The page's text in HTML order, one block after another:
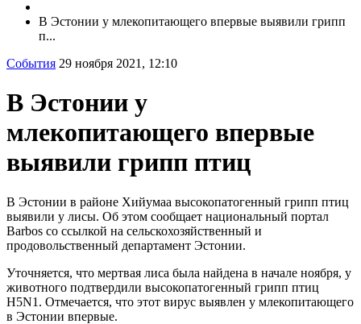
В Эстонии у млекопитающего впервые выявили грипп
п...
События 29 ноября 2021, 12:10
В Эстонии у
млекопитающего впервые
выявили грипп птиц
В Эстонии в районе Хийумаа высокопатогенный грипп птиц
выявили у лисы. Об этом сообщает национальный портал
Barbos со ссылкой на сельскохозяйственный и
продовольственный департамент Эстонии.
Уточняется, что мертвая лиса была найдена в начале ноября, у
животного подтвердили высокопатогенный грипп птиц
H5N1. Отмечается, что этот вирус выявлен у млекопитающего
в Эстонии впервые.